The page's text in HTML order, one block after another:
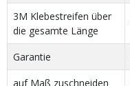
3M Klebestreifen über
die gesamte Länge
Garantie
auf Maß zuschneiden